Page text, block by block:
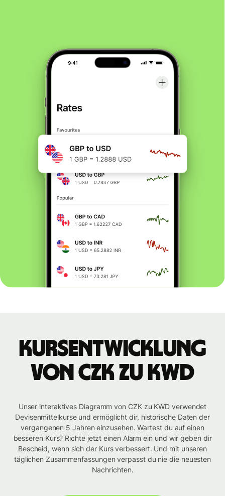
Kursentwicklung
von CZK zu KWD
Unser interaktives Diagramm von CZK zu KWD verwendet
Devisenmittelkurse und ermöglicht dir, historische Daten der
vergangenen 5 Jahren einzusehen. Wartest du auf einen
besseren Kurs? Richte jetzt einen Alarm ein und wir geben dir
Bescheid, wenn sich der Kurs verbessert. Und mit unseren
täglichen Zusammenfassungen verpasst du nie die neuesten
Nachrichten.